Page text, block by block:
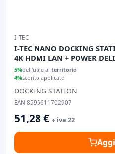
I-TEC
I-TEC NANO DOCKING
4K HDMI LAN + POWER
5%dell'utile al territorio
4%sconto applicato
DOCKING STATION
EAN 8595611702907
51,28 € + iva 22